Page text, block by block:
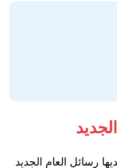
رسائل العام الجديد